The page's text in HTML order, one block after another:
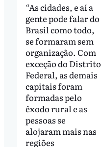
“As cidades, e aí a
gente pode falar do
Brasil como todo,
se formaram sem
organização. Com
exceção do Distrito
Federal, as demais
capitais foram
formadas pelo
êxodo rural e as
pessoas se
alojaram mais nas
regiões